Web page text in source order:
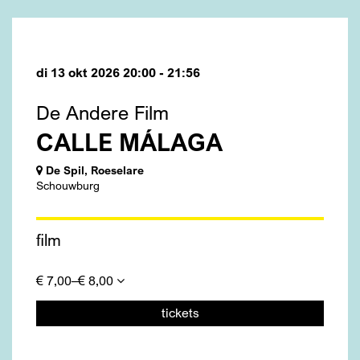
De Andere Film
CALLE MÁLAGA
di 13 okt 2026 20:00 - 21:56
De Spil, Roeselare
Schouwburg
film
€ 7,00–€ 8,00
tickets